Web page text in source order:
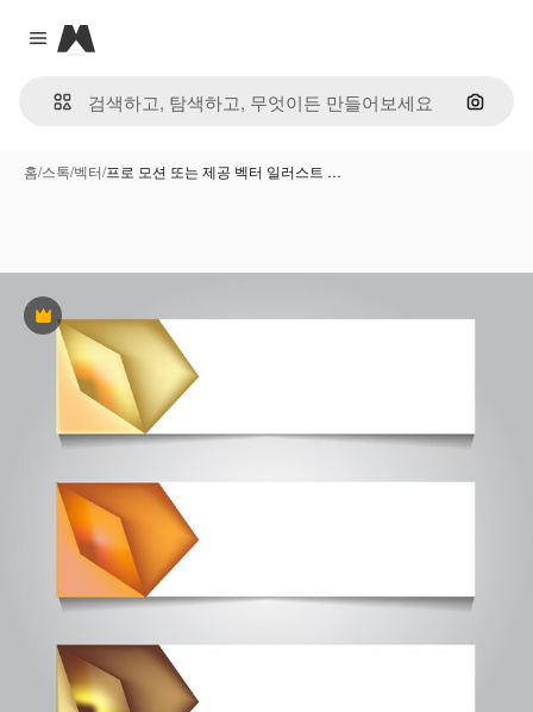
Close menu
Magnific
이미지
홈/스톡/벡터/프로 모션 또는 제공 벡터 일러스트 …
프리미엄